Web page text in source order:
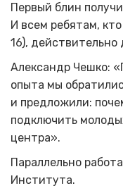
Первый блин
И всем ребятам,
16), действительно
Александр Чешко:
опыта мы
и предложили:
подключить
центра».
Параллельно
Института.